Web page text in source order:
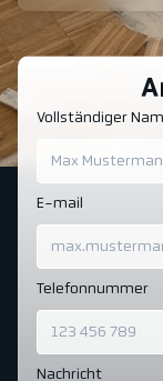
Vollständiger
E-mail
Telefonnummer
Nachricht